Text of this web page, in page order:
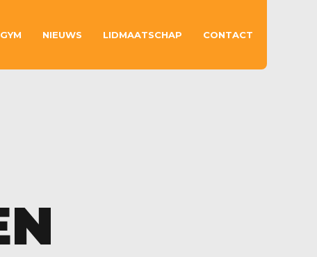
NIEUWS LIDMAATSCHAP CONTACT